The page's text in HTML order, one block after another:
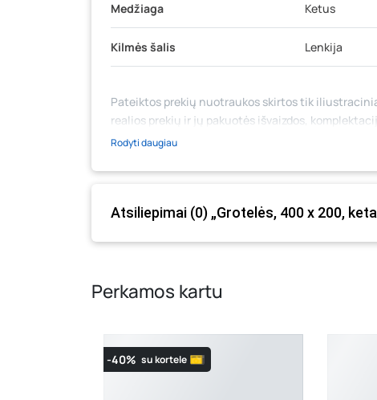
Medžiaga Ketus
Kilmės šalis Lenkija
Pateiktos prekių nuotraukos skirtos tik
realios prekių ir jų pakuotės išvaizdos,
medžiaga su aprašymu) yra bendrinio pobūdžio,
prašome vadovautis ta kaina, kuri galioja pirkimo
Rodyti daugiau
Atsiliepimai (0) „Grotelės, 400 x 200,
Perkamos kartu
-40% su kortele